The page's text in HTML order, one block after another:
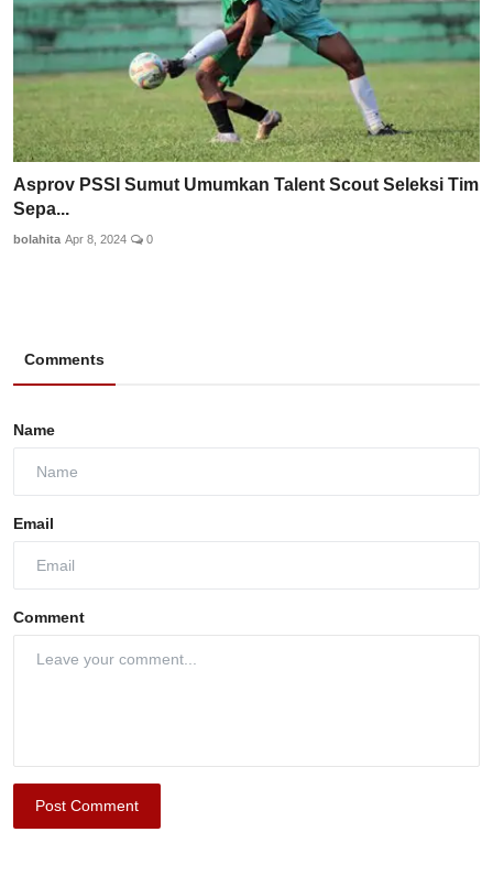
Asprov PSSI Sumut Umumkan Talent Scout Seleksi Tim
Sepa...
bolahita Apr 8, 2024 0
Comments
Name
Email
Comment
Post Comment